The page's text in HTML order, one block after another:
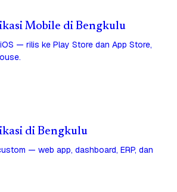
Mobile di Bengkulu
— rilis ke Play Store dan App Store,
di Bengkulu
— web app, dashboard, ERP, dan